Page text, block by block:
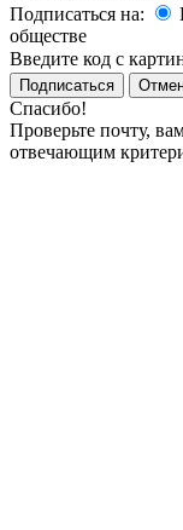
Подписаться на:
обществе
Введите код с
Подписаться
Спасибо!
Проверьте почту,
отвечающим